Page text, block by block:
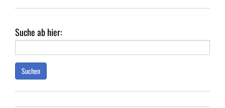
Suche ab hier:
Suchen